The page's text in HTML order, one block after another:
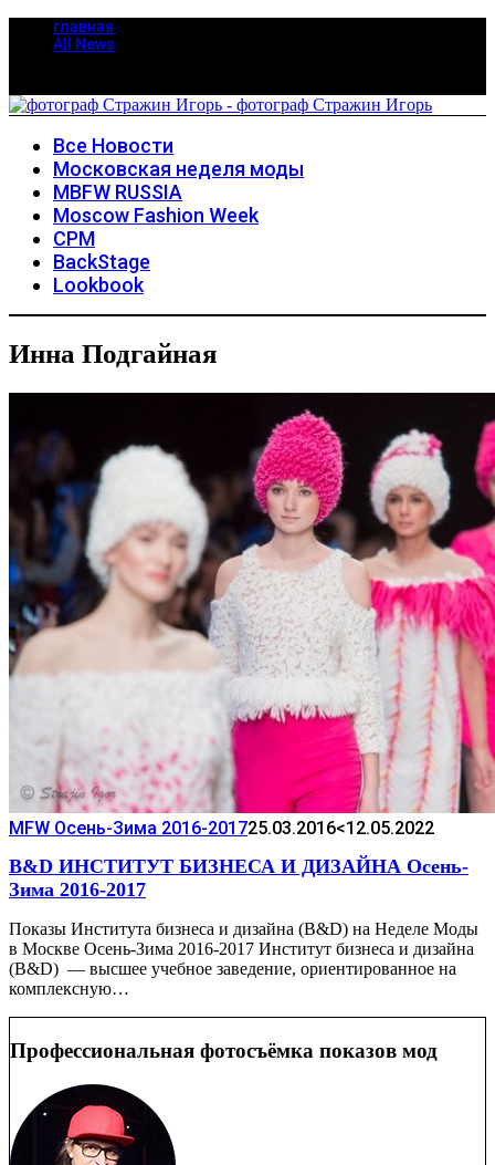
главная
All News
Все Новости
Московская неделя моды
MBFW RUSSIA
Moscow Fashion Week
CPM
BackStage
Lookbook
Инна Подгайная
MFW Осень-Зима 2016-201725.03.2016<12.05.2022
B&D ИНСТИТУТ БИЗНЕСА И ДИЗАЙНА Осень-
Зима 2016-2017
Показы Института бизнеса и дизайна (B&D) на Неделе Моды
в Москве Осень-Зима 2016-2017 Институт бизнеса и дизайна
(B&D) — высшее учебное заведение, ориентированное на
комплексную…
Профессиональная фотосъёмка показов мод